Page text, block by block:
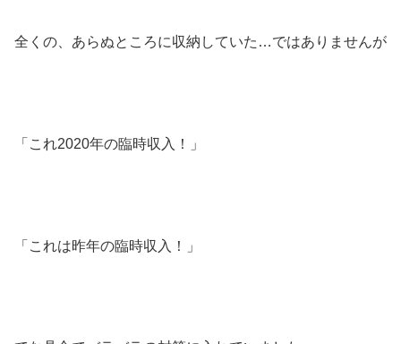
全くの、あらぬところに収納していた…ではありませんが
「これ2020年の臨時収入！」
「これは昨年の臨時収入！」